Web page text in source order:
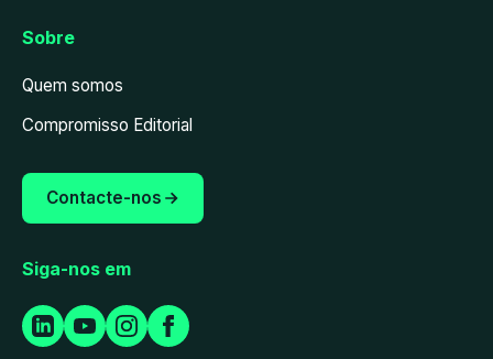
Sobre
Quem somos
Compromisso Editorial
Contacte-nos
Siga-nos em